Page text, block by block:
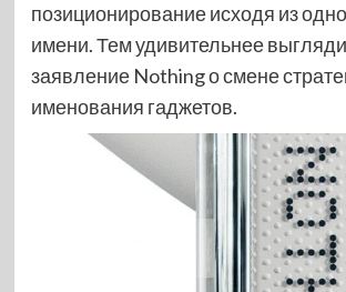
позиционирование исходя из
имени. Тем удивительнее
заявление Nothing о смене
именования гаджетов.